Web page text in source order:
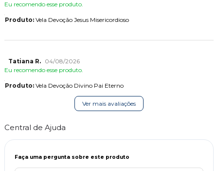
Eu recomendo esse produto.
Produto:Vela Devoção Jesus Misericordioso
Tatiana R.
04/08/2026
Eu recomendo esse produto.
Produto:Vela Devoção Divino Pai Eterno
Ver mais avaliações
Central de Ajuda
Faça uma pergunta sobre este produto